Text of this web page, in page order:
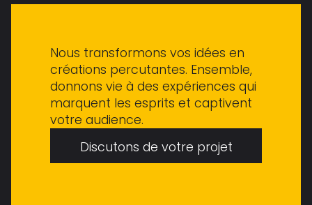
Nous transformons vos idées en
créations percutantes. Ensemble,
donnons vie à des expériences qui
marquent les esprits et captivent
votre audience.
Discutons de votre projet